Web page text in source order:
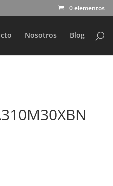
0 elementos
Nosotros Blog